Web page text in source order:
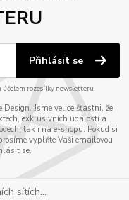
Přihlásit se
účelem rozesílky newsletteru.
Jsme velice šťastni, že
exklusivních událostí a
tak i na e-shopu. Pokud si
vyplňte Vaši emailovou
se.
sítích...